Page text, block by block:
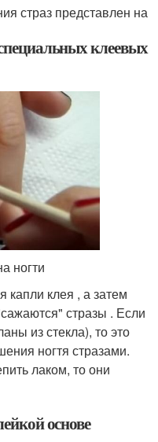
страз представлен на
клеевых
ногти
капли клея , а затем
стразы . Если
из стекла), то это
ногтя стразами.
лаком, то они
основе